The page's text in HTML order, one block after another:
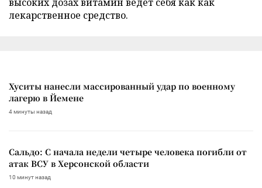
лекарственное средство.
Хуситы нанесли массированный удар по военному
лагерю в Йемене
4 минуты назад
Сальдо: С начала недели четыре человека погибли от
атак ВСУ в Херсонской области
10 минут назад